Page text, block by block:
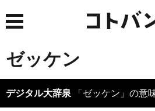
ゼッケン
デジタル大辞泉 「ゼッケン」の意